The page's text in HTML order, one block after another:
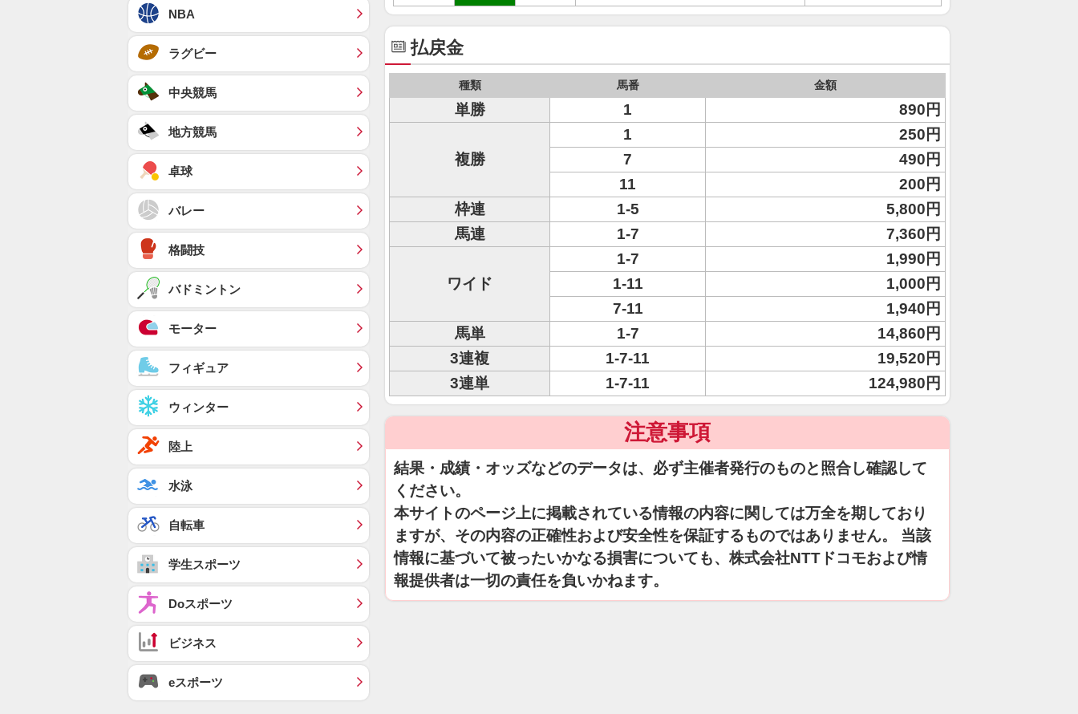
払戻金
種類 馬番 金額
単勝 1 890円
複勝
1
250円
7
490円
11
200円
枠連
1-5
5,800円
馬連
1-7 7,360円
ワイド
1-7
1,990円
1-11
1,000円
7-11
1,940円
馬単
1-7
14,860円
3連複
1-7-11
19,520円
3連単
1-7-11 124,980円
注意事項
結果・成績・オッズなどのデータは、必ず主催者発行のものと照合し確認して
ください。
本サイトのページ上に掲載されている情報の内容に関しては万全を期しており
ますが、その内容の正確性および安全性を保証するものではありません。 当該
情報に基づいて被ったいかなる損害についても、株式会社NTTドコモおよび情
報提供者は一切の責任を負いかねます。
NBA
ラグビー
中央競馬
地方競馬
卓球
バレー
格闘技
バドミントン
モーター
フィギュア
ウィンター
陸上
水泳
自転車
学生スポーツ
Doスポーツ
ビジネス
eスポーツ